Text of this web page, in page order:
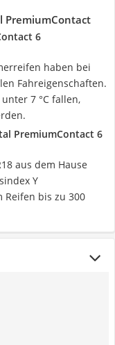
PremiumContact
6
haben bei
Fahreigenschaften.
7 °C fallen,
PremiumContact 6
aus dem Hause
Y
Reifen bis zu 300